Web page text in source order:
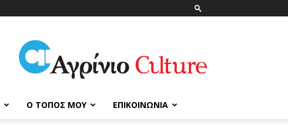
ΑγρίνιοCulture
Ο ΤΌΠΟΣ ΜΟΥ ΕΠΙΚΟΙΝΩΝΊΑ